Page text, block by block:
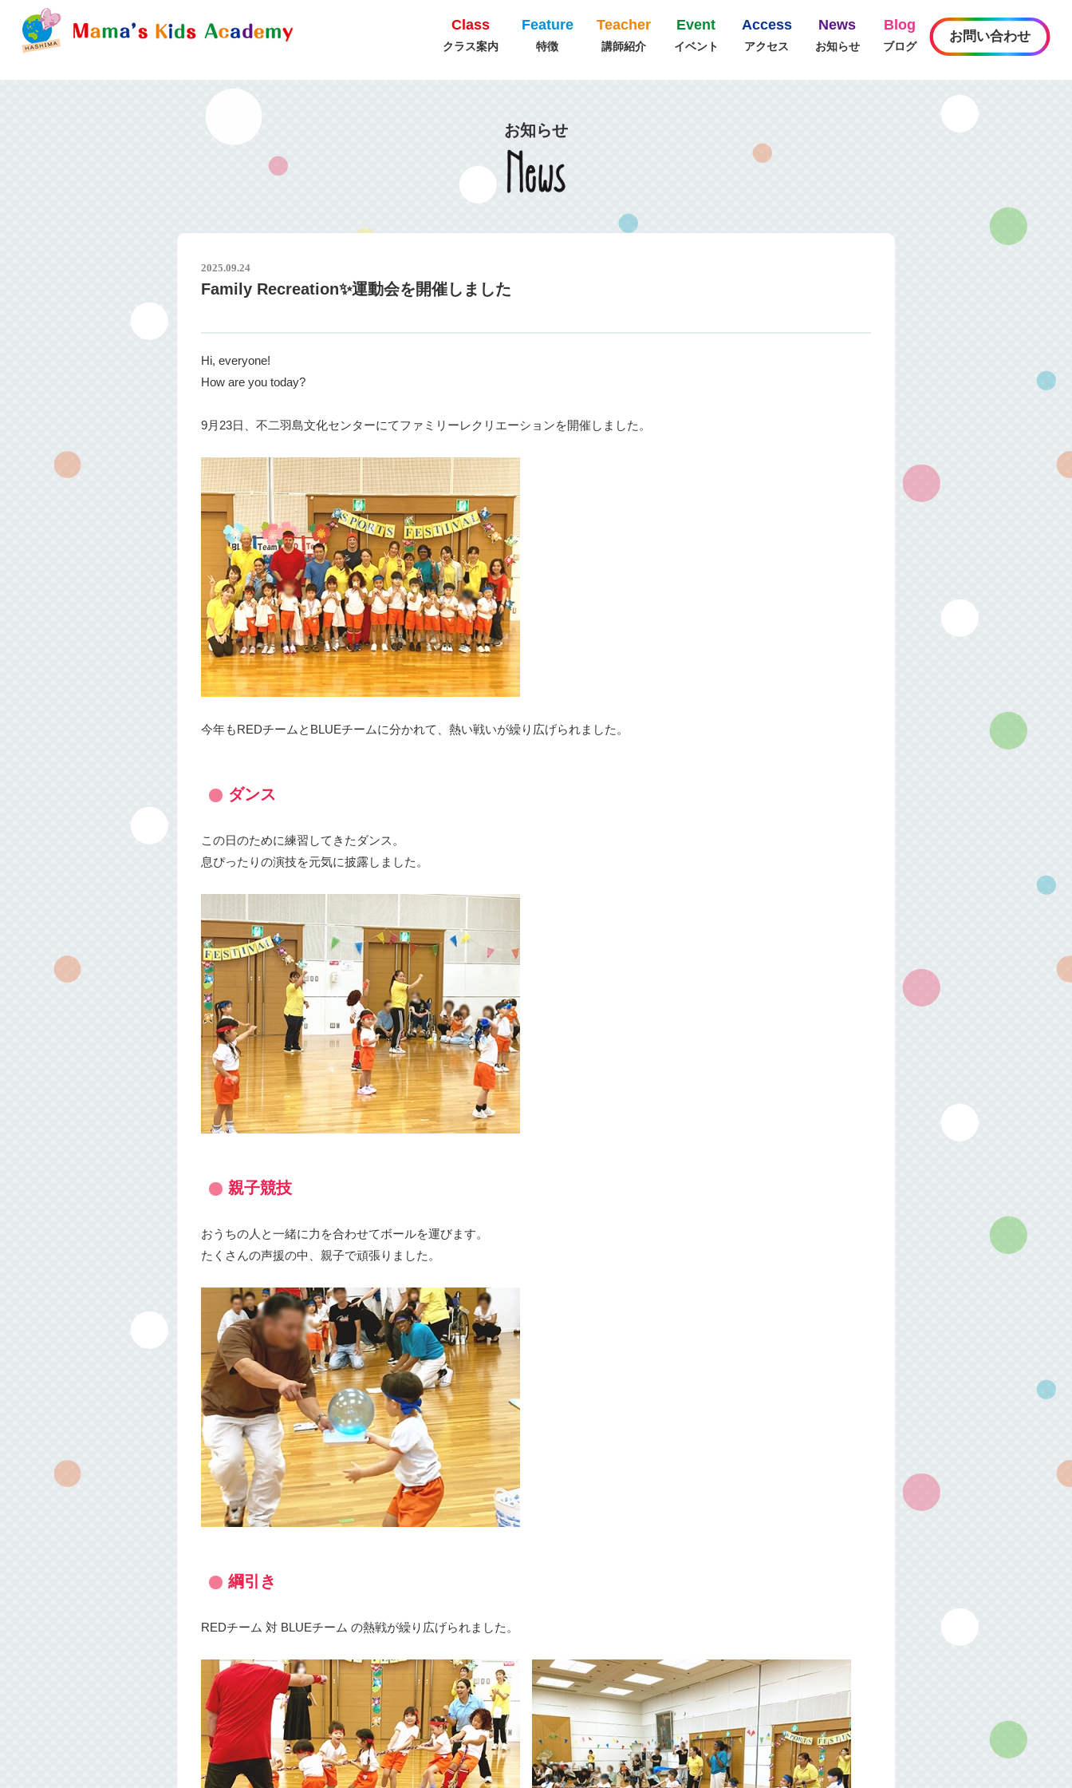
Class
クラス案内
Feature
特徴
Teacher
講師紹介
Event
イベント
Access
アクセス
News
お知らせ
Blog
ブログ
お問い合わせ
お知らせ
2025.09.24
Family Recreation✨運動会を開催しました
Hi, everyone!
How are you today?
9月23日、不二羽島文化センターにてファミリーレクリエーションを開催しました。
今年もREDチームとBLUEチームに分かれて、熱い戦いが繰り広げられました。
ダンス
この日のために練習してきたダンス。
息ぴったりの演技を元気に披露しました。
親子競技
おうちの人と一緒に力を合わせてボールを運びます。
たくさんの声援の中、親子で頑張りました。
綱引き
REDチーム 対 BLUEチーム の熱戦が繰り広げられました。